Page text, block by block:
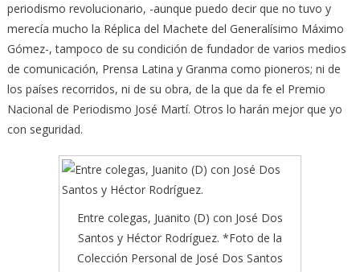
periodismo revolucionario, -aunque puedo decir que no tuvo y
merecía mucho la Réplica del Machete del Generalísimo Máximo
Gómez-, tampoco de su condición de fundador de varios medios
de comunicación, Prensa Latina y Granma como pioneros; ni de
los países recorridos, ni de su obra, de la que da fe el Premio
Nacional de Periodismo José Martí. Otros lo harán mejor que yo
con seguridad.
Entre colegas, Juanito (D) con José Dos
Santos y Héctor Rodríguez. *Foto de la
Colección Personal de José Dos Santos